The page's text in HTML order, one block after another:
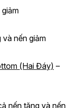
và nến giảm
(Hai Đáy) –
nến tăng và nến